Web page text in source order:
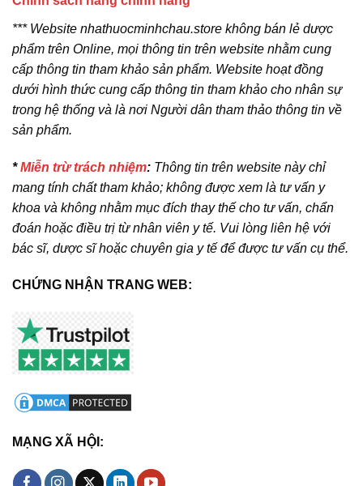
*** Website nhathuocminhchau.store không bán lẻ dược
phẩm trên Online, mọi thông tin trên website nhằm cung
cấp thông tin tham khảo sản phẩm. Website hoạt đồng
dưới hình thức cung cấp thông tin tham khảo cho nhân sự
trong hệ thống và là nơi Người dân tham thảo thông tin về
sản phẩm.
*Miễn trừ trách nhiệm: Thông tin trên website này chỉ
mang tính chất tham khảo; không được xem là tư vấn y
khoa và không nhằm mục đích thay thế cho tư vấn, chẩn
đoán hoặc điều trị từ nhân viên y tế. Vui lòng liên hệ với
bác sĩ, dược sĩ hoặc chuyên gia y tế để được tư vấn cụ thể.
CHỨNG NHẬN TRANG WEB:
MẠNG XÃ HỘI: